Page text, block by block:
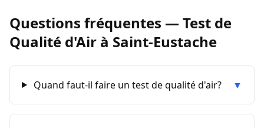
Questions fréquentes — Test de
Qualité d'Air à Saint-Eustache
Quand faut-il faire un test de qualité d'air? ▼